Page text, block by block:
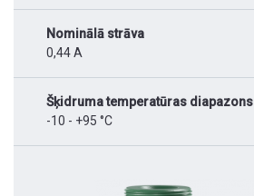
Nominālā strāva
0,44 A
Šķidruma temperatūras diapazons
-10 - +95 °C